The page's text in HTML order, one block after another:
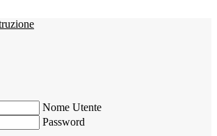
Nome Utente
Password